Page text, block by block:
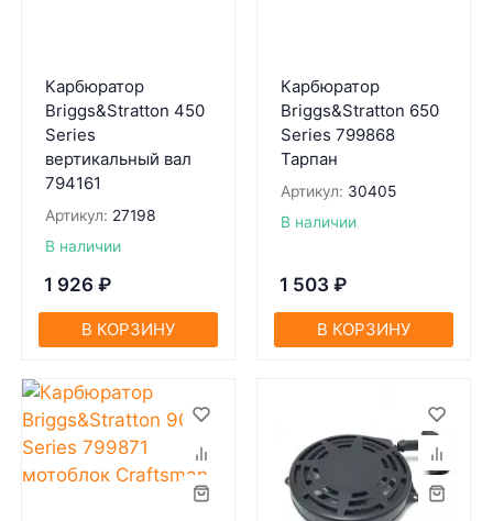
Карбюратор
Briggs&Stratton 450
Series
вертикальный вал
794161
Артикул: 27198
В наличии
1 926 ₽
В КОРЗИНУ
Карбюратор
Briggs&Stratton 650
Series 799868
Тарпан
Артикул: 30405
В наличии
1 503 ₽
В КОРЗИНУ